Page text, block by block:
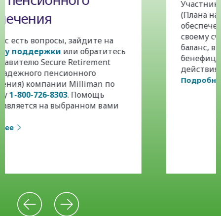
Участники Secure Retirement Plan
обеспечения) могут получать доступ к
своему счету, чтобы посмотреть
баланс, выписки со счета, назначить
бенефициара и выполнить другие
действия.
Подробнее